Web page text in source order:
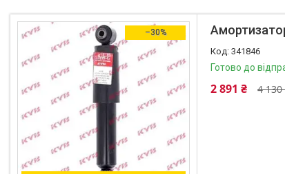
–30%
341846
Готово до
4 130
2 891 ₴